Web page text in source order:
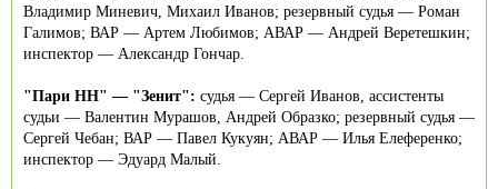
Владимир Миневич, Михаил Иванов; резервный судья — Роман
Галимов; ВАР — Артем Любимов; АВАР — Андрей Веретешкин;
инспектор — Александр Гончар.
"Пари НН" — "Зенит": судья — Сергей Иванов, ассистенты
судьи — Валентин Мурашов, Андрей Образко; резервный судья —
Сергей Чебан; ВАР — Павел Кукуян; АВАР — Илья Елеференко;
инспектор — Эдуард Малый.